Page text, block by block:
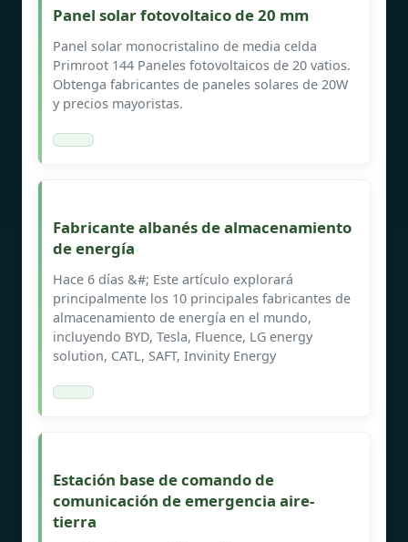
Panel solar fotovoltaico de 20 mm
Panel solar monocristalino de media celda
Primroot 144 Paneles fotovoltaicos de 20 vatios.
Obtenga fabricantes de paneles solares de 20W
y precios mayoristas.
Fabricante albanés de almacenamiento
de energía
Hace 6 días &#; Este artículo explorará
principalmente los 10 principales fabricantes de
almacenamiento de energía en el mundo,
incluyendo BYD, Tesla, Fluence, LG energy
solution, CATL, SAFT, Invinity Energy
Estación base de comando de
comunicación de emergencia aire-
tierra